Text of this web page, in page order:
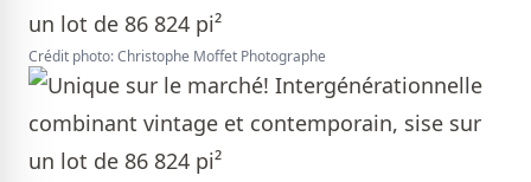
Crédit photo: Christophe Moffet Photographe